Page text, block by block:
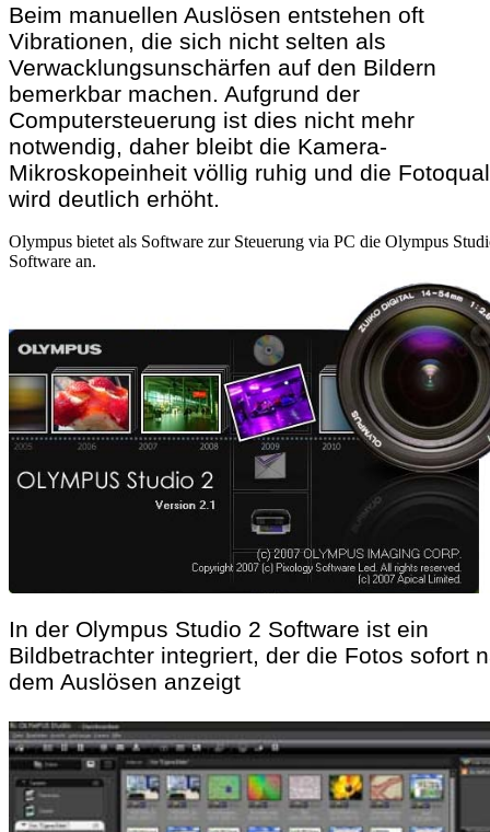
Beim manuellen Auslösen entstehen oft
Vibrationen, die sich nicht selten als
Verwacklungsunschärfen auf den Bildern
bemerkbar machen. Aufgrund der
Computersteuerung ist dies nicht mehr
notwendig, daher bleibt die Kamera-
Mikroskopeinheit völlig ruhig und die
wird deutlich erhöht.
Olympus bietet als Software zur Steuerung via PC die Olympus
Software an.
In der Olympus Studio 2 Software ist ein
Bildbetrachter integriert, der die Fotos sofort
dem Auslösen anzeigt